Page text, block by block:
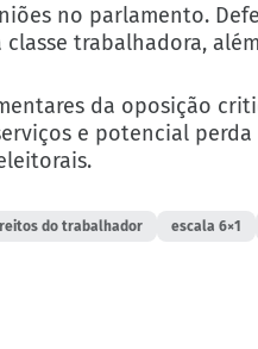
no parlamento.
classe trabalhadora,
da oposição
e potencial
do trabalhador escala 6×1